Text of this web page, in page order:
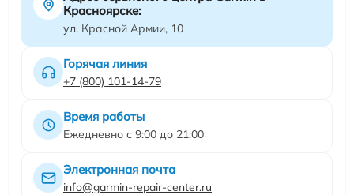
Красноярске:
ул. Красной Армии, 10
Горячая линия
+7 (800) 101-14-79
Время работы
Ежедневно с 9:00 до 21:00
Электронная почта
info@garmin-repair-center.ru